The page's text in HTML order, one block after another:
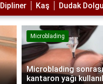
Dipliner Kaş Dudak
Microblading
Microblading sonrası
kantaron yağı